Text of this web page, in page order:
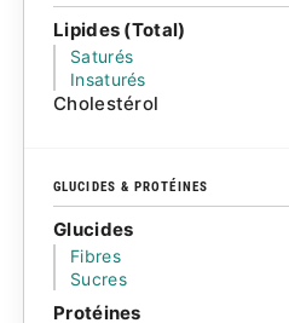
Lipides (Total)
Saturés
Insaturés
Cholestérol
GLUCIDES & PROTÉINES
Glucides
Fibres
Sucres
Protéines